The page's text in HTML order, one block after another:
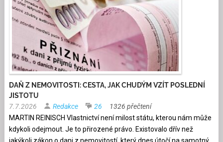
DAŇ Z NEMOVITOSTI: CESTA, JAK CHUDÝM VZÍT POSLEDNÍ
JISTOTU
7.7.2026
Redakce 26
1326 přečtení
MARTIN REINISCH Vlastnictví není milost státu, kterou nám může
kdykoli odejmout. Je to přirozené právo. Existovalo dřív než
jakýkoli zákon o dani z nemovitostí, který dnes útočí na samotný